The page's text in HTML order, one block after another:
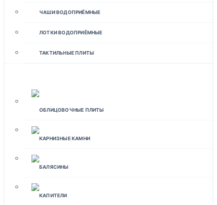
ЧАШИ ВОДОПРИЁМНЫЕ
ЛОТКИ ВОДОПРИЁМНЫЕ
ТАКТИЛЬНЫЕ ПЛИТЫ
ОБЛИЦОВОЧНЫЕ ПЛИТЫ
КАРНИЗНЫЕ КАМНИ
БАЛЯСИНЫ
КАПИТЕЛИ